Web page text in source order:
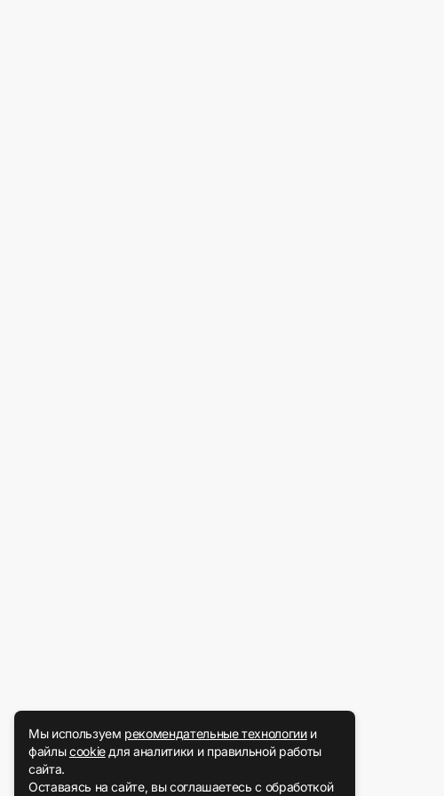
Мы используем рекомендательные технологиии
файлыcookieдля аналитики и правильной работы
сайта.
Оставаясь на сайте, вы соглашаетесь с обработкой